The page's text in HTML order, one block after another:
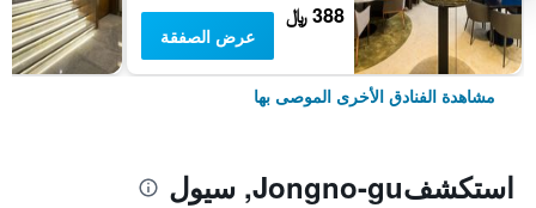
388 ﷼
عرض الصفقة
مشاهدة الفنادق الأخرى الموصى بها
استكشفJongno-gu, سيول